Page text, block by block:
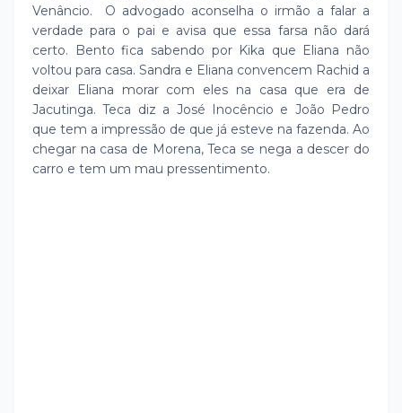
Venâncio. O advogado aconselha o irmão a falar a
verdade para o pai e avisa que essa farsa não dará
certo. Bento fica sabendo por Kika que Eliana não
voltou para casa. Sandra e Eliana convencem Rachid a
deixar Eliana morar com eles na casa que era de
Jacutinga. Teca diz a José Inocêncio e João Pedro
que tem a impressão de que já esteve na fazenda. Ao
chegar na casa de Morena, Teca se nega a descer do
carro e tem um mau pressentimento.